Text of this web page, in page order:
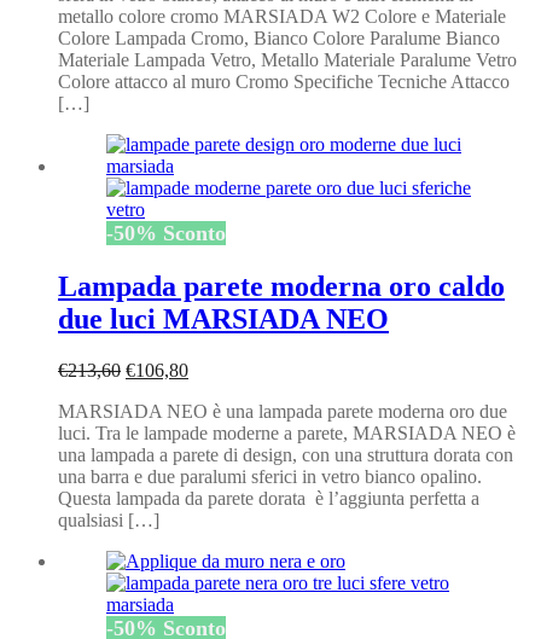
€187,20.€93,60.
metallo colore cromo MARSIADA W2 Colore e Materiale
Colore Lampada Cromo, Bianco Colore Paralume Bianco
Materiale Lampada Vetro, Metallo Materiale Paralume Vetro
Colore attacco al muro Cromo Specifiche Tecniche Attacco
[…]
-50% Sconto
Lampada parete moderna oro caldo
due luci MARSIADA NEO
€213,60 Il
originale
era:
€213,60.
€106,80Il
attuale
è:
€106,80.
MARSIADA NEO è una lampada parete moderna oro due
luci. Tra le lampade moderne a parete, MARSIADA NEO è
una lampada a parete di design, con una struttura dorata con
una barra e due paralumi sferici in vetro bianco opalino.
Questa lampada da parete dorata è l’aggiunta perfetta a
qualsiasi […]
-50% Sconto